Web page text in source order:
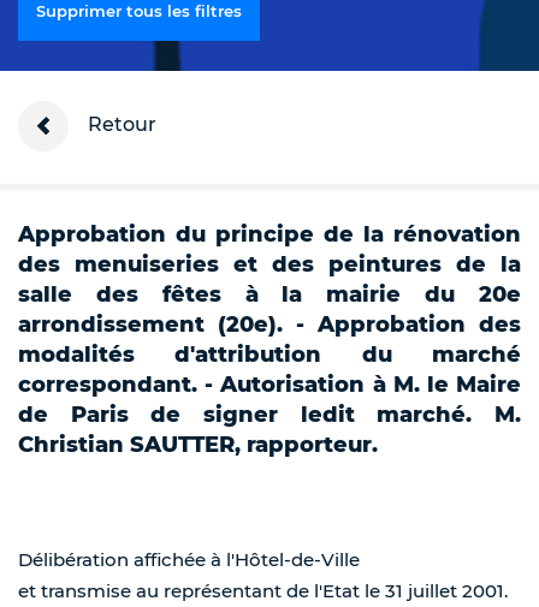
Supprimer tous les filtres
Retour
Approbation du principe de la rénovation
des menuiseries et des peintures de la
salle des fêtes à la mairie du 20e
arrondissement (20e). - Approbation des
modalités d'attribution du marché
correspondant. - Autorisation à M. le Maire
de Paris de signer ledit marché. M.
Christian SAUTTER, rapporteur.
Délibération affichée à l'Hôtel-de-Ville
et transmise au représentant de l'Etat le 31 juillet 2001.